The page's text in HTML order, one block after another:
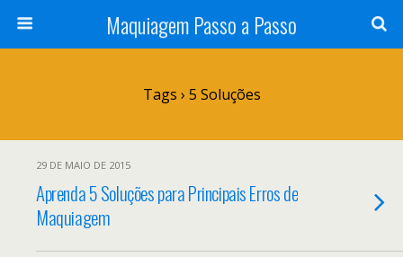
Maquiagem Passo a Passo
Tags › 5 Soluções
29 DE MAIO DE 2015
Aprenda 5 Soluções para Principais Erros de
Maquiagem